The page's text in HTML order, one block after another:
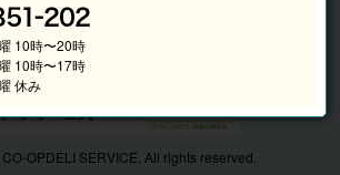
OPDELI SERVICE. All rights reserved.
10時〜20時
10時〜17時
休み